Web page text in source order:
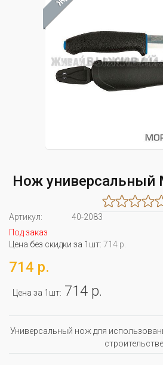
Нож универсальный
Артикул:
40-2083
Под заказ
Цена без скидки за 1шт: 714 р.
714 р.
Цена за 1шт: 714 р.
Универсальный нож для
строительстве